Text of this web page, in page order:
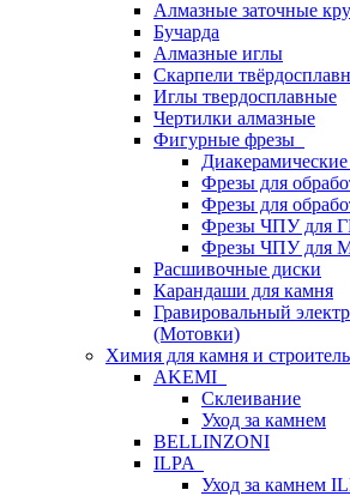
Алмазные заточные
Бучарда
Алмазные иглы
Скарпели
Иглы твердосплавные
Чертилки алмазные
Фигурные фрезы
Фрезы для
Фрезы для
Фрезы ЧПУ для
Фрезы ЧПУ для
Расшивочные диски
Карандаши для камня
Гравировальный
(Мотовки)
Химия для камня и
AKEMI
Склеивание
Уход за камнем
BELLINZONI
ILPA
Уход за камнем